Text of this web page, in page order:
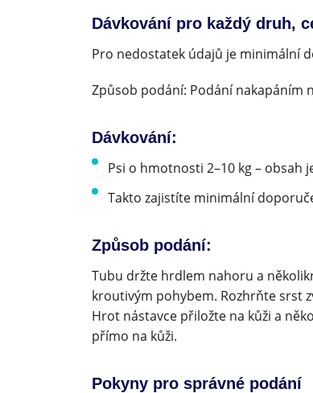
Dávkování pro každý druh,
Pro nedostatek údajů je minimální
Způsob podání: Podání nakapáním
Dávkování:
Psi o hmotnosti 2–10 kg – obsah
Takto zajistíte minimální
Způsob podání:
Tubu držte hrdlem nahoru a
kroutivým pohybem. Rozhrňte srst
Hrot nástavce přiložte na kůži a
přímo na kůži.
Pokyny pro správné podání